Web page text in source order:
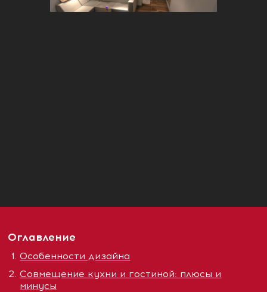
Оглавление
Особенности дизайна
Совмещение кухни и гостиной: плюсы и
минусы